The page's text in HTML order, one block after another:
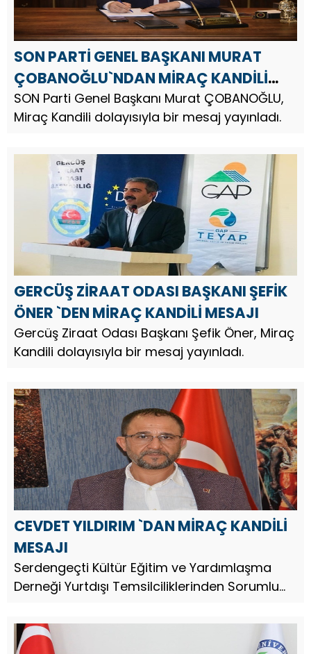
SON PARTİ GENEL BAŞKANI MURAT
ÇOBANOĞLU`NDAN MİRAÇ KANDİLİ
MESAJI
SON Parti Genel Başkanı Murat ÇOBANOĞLU,
Miraç Kandili dolayısıyla bir mesaj yayınladı.
GERCÜŞ ZİRAAT ODASI BAŞKANI ŞEFİK
ÖNER `DEN MİRAÇ KANDİLİ MESAJI
Gercüş Ziraat Odası Başkanı Şefik Öner, Miraç
Kandili dolayısıyla bir mesaj yayınladı.
CEVDET YILDIRIM `DAN MİRAÇ KANDİLİ
MESAJI
Serdengeçti Kültür Eğitim ve Yardımlaşma
Derneği Yurtdışı Temsilciliklerinden Sorumlu
Yönetim Kurulu Başkanı Cevdet Yıldırım, Miraç
Kandili dolayısıyla bir mesaj ya...